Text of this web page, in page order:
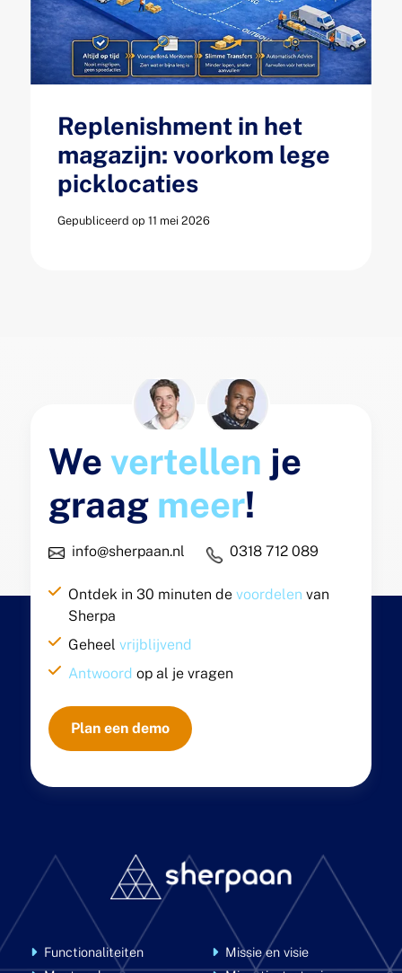
Replenishment in het
magazijn: voorkom lege
picklocaties
Gepubliceerd op 11 mei 2026
Wevertellen je
graag meer!
info@sherpaan.nl 0318 712 089
Ontdek in 30 minuten devoordelen van
Sherpa
Geheelvrijblijvend
Antwoord op al je vragen
Plan een demo
Functionaliteiten
Missie en visie